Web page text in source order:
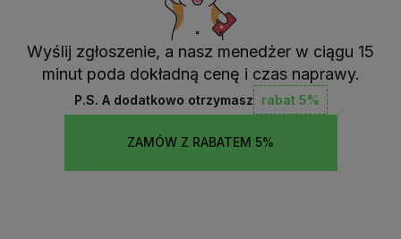
Wyślij zgłoszenie, a nasz menedżer w ciągu 15
minut poda dokładną cenę i czas naprawy.
P.S. A dodatkowo otrzymasz rabat 5%
ZAMÓW Z RABATEM 5%